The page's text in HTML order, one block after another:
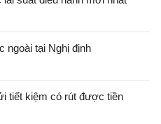
ngoài tại Nghị định
tiết kiệm có rút được tiền